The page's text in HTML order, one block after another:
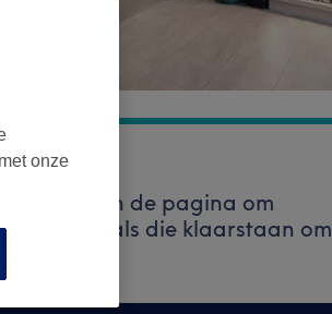
bovenaan de pagina om
die klaarstaan om
onze